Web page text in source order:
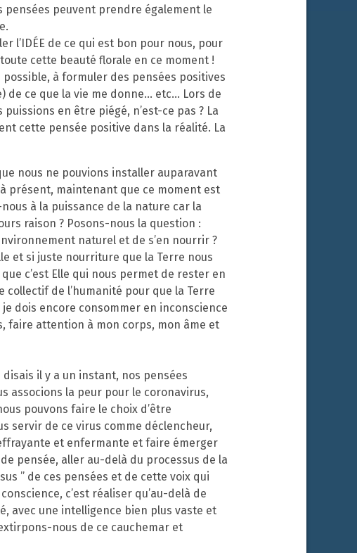
pensées peuvent prendre également le
l’IDÉE de ce qui est bon pour nous, pour
cette beauté florale en ce moment !
à formuler des pensées positives
de ce que la vie me donne… etc… Lors de
en être piégé, n’est-ce pas ? La
cette pensée positive dans la réalité. La
nous ne pouvions installer auparavant
présent, maintenant que ce moment est
à la puissance de la nature car la
raison ? Posons-nous la question :
naturel et de s’en nourrir ?
et si juste nourriture que la Terre nous
c’est Elle qui nous permet de rester en
collectif de l’humanité pour que la Terre
dois encore consommer en inconscience
faire attention à mon corps, mon âme et
il y a un instant, nos pensées
associons la peur pour le coronavirus,
pouvons faire le choix d’être
servir de ce virus comme déclencheur,
et enfermante et faire émerger
pensée, aller au-delà du processus de la
” de ces pensées et de cette voix qui
c’est réaliser qu’au-delà de
avec une intelligence bien plus vaste et
nous de ce cauchemar et